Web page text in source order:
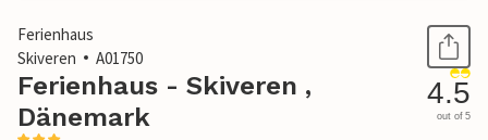
Ferienhaus
Skiveren
A01750
Ferienhaus - Skiveren ,
Dänemark
4.5
out of 5